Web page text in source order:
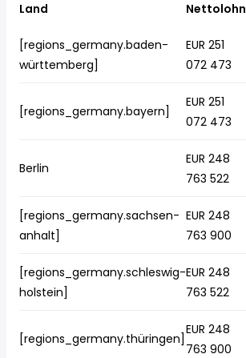
Land Nettolohn
[regions_germany.baden-
württemberg]
EUR 251
072 473
[regions_germany.bayern]
EUR 251
072 473
Berlin
EUR 248
763 522
[regions_germany.sachsen-
anhalt]
EUR 248
763 900
[regions_germany.schleswig-
holstein]
EUR 248
763 522
[regions_germany.thüringen]
EUR 248
763 900